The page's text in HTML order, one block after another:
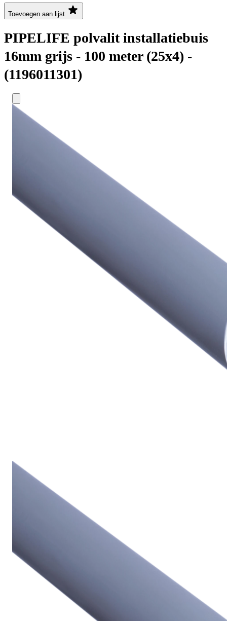
Toevoegen aan lijst
PIPELIFE polvalit installatiebuis
16mm grijs - 100 meter (25x4) -
(1196011301)